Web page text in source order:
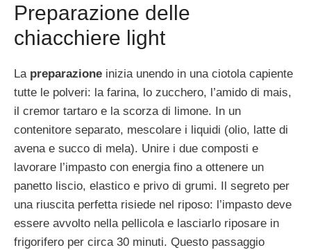
Preparazione delle
chiacchiere light
Lapreparazione inizia unendo in una ciotola capiente
tutte le polveri: la farina, lo zucchero, l’amido di mais,
il cremor tartaro e la scorza di limone. In un
contenitore separato, mescolare i liquidi (olio, latte di
avena e succo di mela). Unire i due composti e
lavorare l’impasto con energia fino a ottenere un
panetto liscio, elastico e privo di grumi. Il segreto per
una riuscita perfetta risiede nel riposo: l’impasto deve
essere avvolto nella pellicola e lasciarlo riposare in
frigorifero per circa 30 minuti. Questo passaggio